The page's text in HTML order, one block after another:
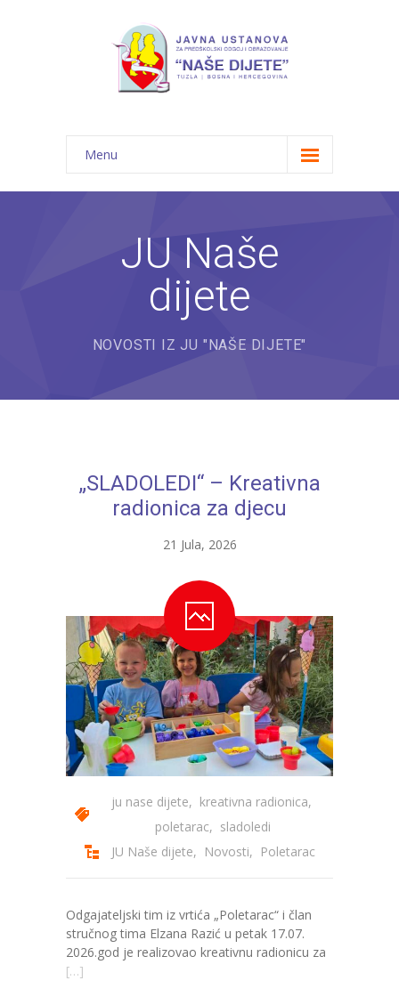
Menu
Početna
O nama
-- JU "Naše dijete"
-- Vrtići
---- Jelenko
---- Poletarac
---- Snjeguljica
---- Sunčica
---- Zeko
---- Zvončica
-- Dokumenti
JU Naše
dijete
NOVOSTI IZ JU "NAŠE DIJETE"
„SLADOLEDI“ – Kreativna
radionica za djecu
21 Jula, 2026
ju nase dijete, kreativna radionica,
poletarac, sladoledi
JU Naše dijete, Novosti, Poletarac
Odgajateljski tim iz vrtića „Poletarac“ i član
stručnog tima Elzana Razić u petak 17.07.
2026.god je realizovao kreativnu radionicu za
[…]